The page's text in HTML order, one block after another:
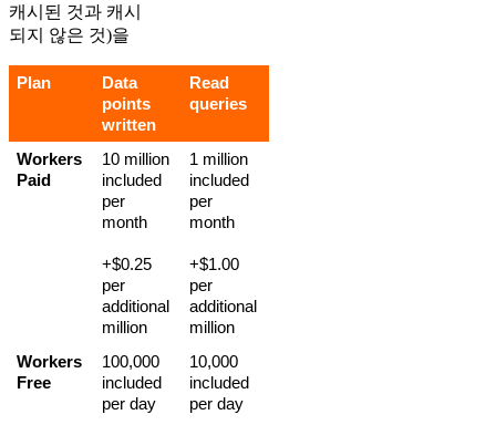
캐시된 것과 캐시
되지 않은 것)을
Plan
Data
points
written
Read
queries
Workers
Paid
10 million
included
per
month
+$0.25
per
additional
million
1 million
included
per
month
+$1.00
per
additional
million
Workers
Free
100,000
included
per day
10,000
included
per day